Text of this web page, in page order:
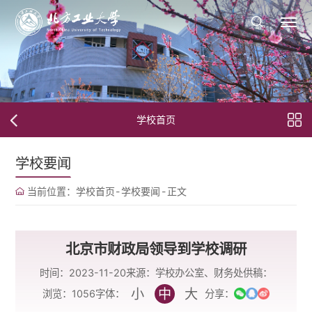
学校首页
学校要闻
当前位置： 学校首页-学校要闻 -正文
北京市财政局领导到学校调研
时间：2023-11-20来源：学校办公室、财务处供稿：
浏览： 1056字体： 小 中 大 分享：